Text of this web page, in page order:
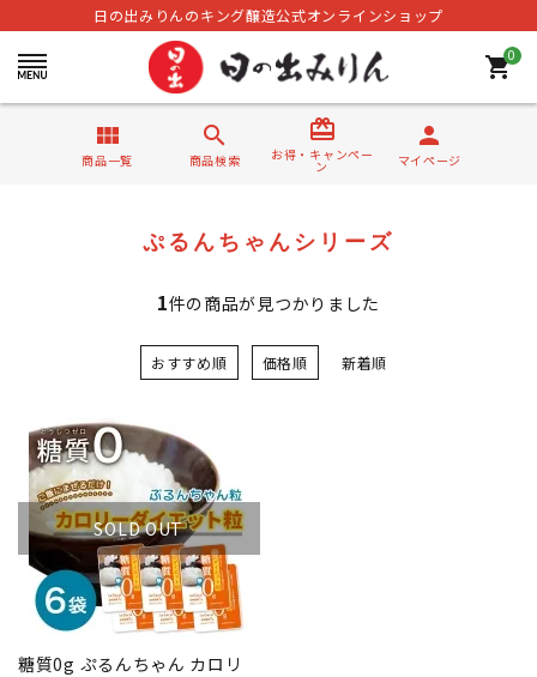
日の出みりんのキング醸造公式オンラインショップ
0
shopping_cart
view_module
商品一覧
search
商品検索
card_giftcard
お得・キャンペー
ン
person
マイページ
ぷるんちゃんシリーズ
1件の商品が見つかりました
おすすめ順 価格順 新着順
SOLD OUT
糖質0g ぷるんちゃん カロリ